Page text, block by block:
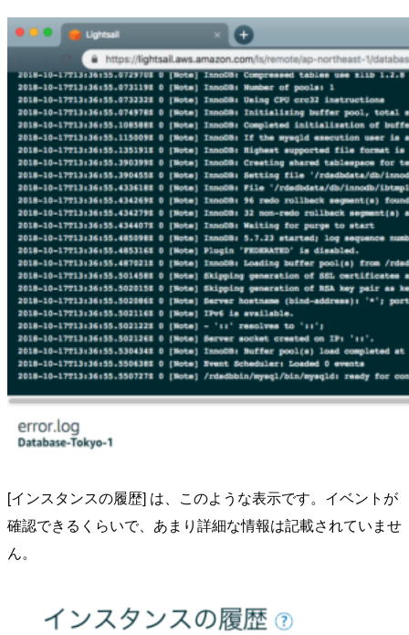
[インスタンスの履歴] は、このような表示です。イベントが
確認できるくらいで、あまり詳細な情報は記載されていませ
ん。